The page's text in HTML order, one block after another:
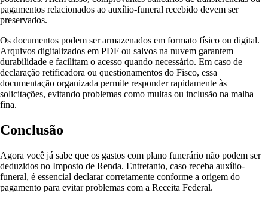
pagamentos relacionados ao auxílio-funeral recebido devem ser
preservados.
Os documentos podem ser armazenados em formato físico ou digital.
Arquivos digitalizados em PDF ou salvos na nuvem garantem
durabilidade e facilitam o acesso quando necessário. Em caso de
declaração retificadora ou questionamentos do Fisco, essa
documentação organizada permite responder rapidamente às
solicitações, evitando problemas como multas ou inclusão na malha
fina.
Conclusão
Agora você já sabe que os gastos com plano funerário não podem ser
deduzidos no Imposto de Renda. Entretanto, caso receba auxílio-
funeral, é essencial declarar corretamente conforme a origem do
pagamento para evitar problemas com a Receita Federal.